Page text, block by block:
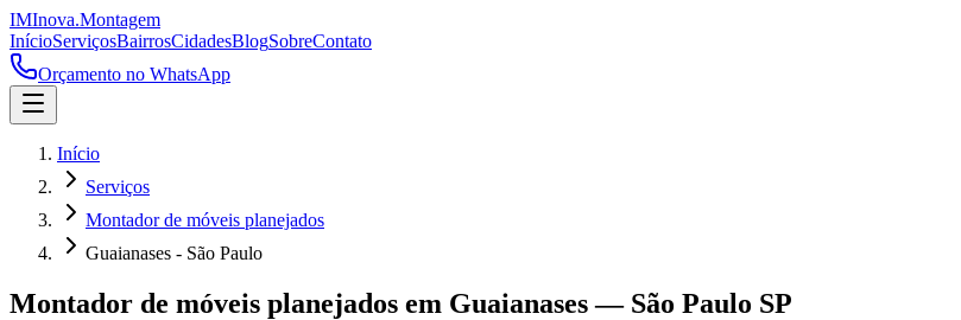
IMInova.Montagem
InícioServiçosBairrosCidadesBlogSobreContato
Orçamento no WhatsApp
Início
Serviços
Montador de móveis planejados
Guaianases - São Paulo
Montador de móveis planejados em Guaianases— São Paulo SP